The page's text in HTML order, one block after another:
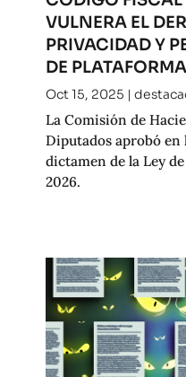
VULNERA EL
PRIVACIDAD Y
DE
Oct 15, 2025 |
La Comisión de
Diputados aprobó en
dictamen de la Ley
2026.